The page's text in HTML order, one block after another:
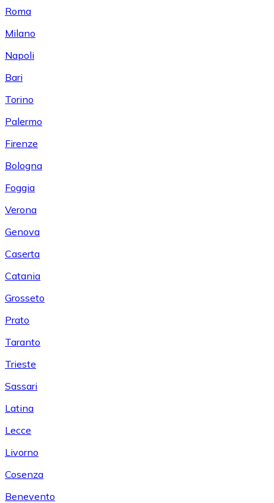
Roma
Milano
Napoli
Bari
Torino
Palermo
Firenze
Bologna
Foggia
Verona
Genova
Caserta
Catania
Grosseto
Prato
Taranto
Trieste
Sassari
Latina
Lecce
Livorno
Cosenza
Benevento